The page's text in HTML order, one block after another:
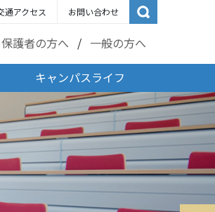
通アクセス お問い合わせ
保護者の方へ 一般の方へ
キャンパスライフ